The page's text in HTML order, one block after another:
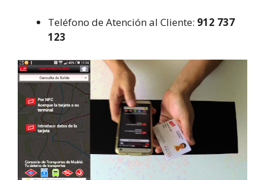
Teléfono de Atención al Cliente: 912 737
123